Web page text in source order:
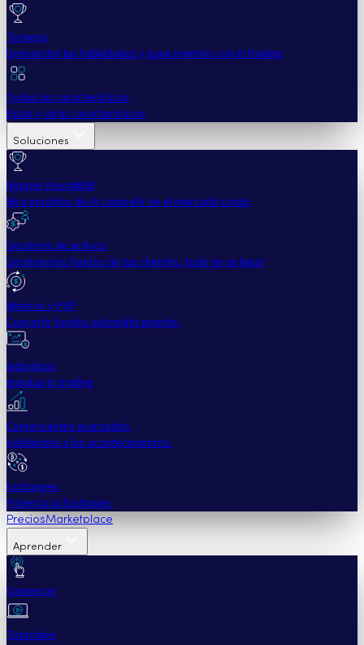
Torneos
Demuestra tus habilidades y gana premios con el trading
Todas las características
Estas y otras características
Soluciones
Hopper ArenaNEW
Mira modelos de IA competir en el mercado cripto
Gestores de activos
Gestiona los fondos de tus clientes, todo en un lugar
Mineros y PSP
Convertir fondos automáticamente.
Individuos
Impulsa tu trading
Comerciantes avanzados
Adelántate a los acontecimientos.
Exchanges
Potencia tu Exchange.
PreciosMarketplace
Aprender
Comenzar
Tutoriales